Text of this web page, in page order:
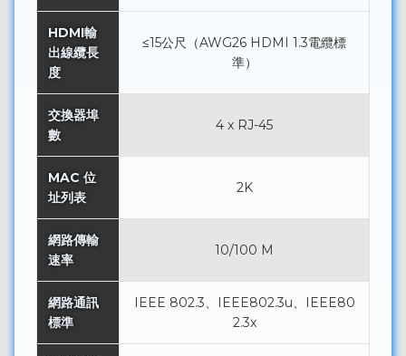
HDMI輸
出線纜長
度
≤15公尺（AWG26 HDMI 1.3電纜標
準）
交換器埠
數
4 x RJ-45
MAC 位
址列表
2K
網路傳輸
速率
10/100 M
網路通訊
標準
IEEE 802.3、IEEE802.3u、IEEE80
2.3x